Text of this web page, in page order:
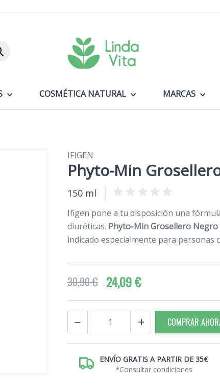
COSMÉTICA NATURAL MARCAS
IFIGEN
Phyto-Min
150 ml
Ifigen pone a tu disposición una
diuréticas. Phyto-Min Grosellero Negro
indicado especialmente para personas
30,90 € 24,09 €
− + COMPRAR
ENVÍO GRATIS A PARTIR DE 35€
*Consultar condiciones